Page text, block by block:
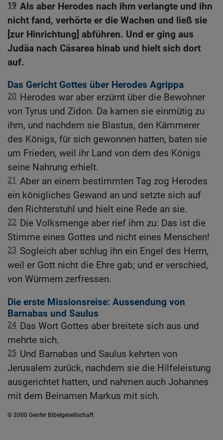
19 Als aber Herodes nach ihm verlangte und ihn
nicht fand, verhörte er die Wachen und ließ sie
[zur Hinrichtung] abführen. Und er ging aus
Judäa nach Cäsarea hinab und hielt sich dort
auf.
Das Gericht Gottes über Herodes Agrippa
20 Herodes war aber erzürnt über die Bewohner
von Tyrus und Zidon. Da kamen sie einmütig zu
ihm, und nachdem sie Blastus, den Kämmerer
des Königs, für sich gewonnen hatten, baten sie
um Frieden, weil ihr Land von dem des Königs
seine Nahrung erhielt.
21 Aber an einem bestimmten Tag zog Herodes
ein königliches Gewand an und setzte sich auf
den Richterstuhl und hielt eine Rede an sie.
22 Die Volksmenge aber rief ihm zu: Das ist die
Stimme eines Gottes und nicht eines Menschen!
23 Sogleich aber schlug ihn ein Engel des Herrn,
weil er Gott nicht die Ehre gab; und er verschied,
von Würmern zerfressen.
Die erste Missionsreise: Aussendung von
Barnabas und Saulus
24 Das Wort Gottes aber breitete sich aus und
mehrte sich.
25 Und Barnabas und Saulus kehrten von
Jerusalem zurück, nachdem sie die Hilfeleistung
ausgerichtet hatten, und nahmen auch Johannes
mit dem Beinamen Markus mit sich.
© 2000 Genfer Bibelgesellschaft